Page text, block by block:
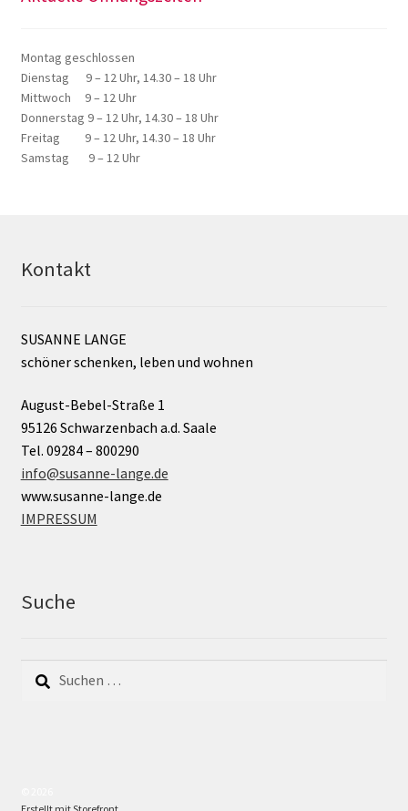
Montag geschlossen
Dienstag 9 – 12 Uhr, 14.30 – 18 Uhr
Mittwoch 9 – 12 Uhr
Donnerstag 9 – 12 Uhr, 14.30 – 18 Uhr
Freitag 9 – 12 Uhr, 14.30 – 18 Uhr
Samstag 9 – 12 Uhr
Kontakt
SUSANNE LANGE
schöner schenken, leben und wohnen
August-Bebel-Straße 1
95126 Schwarzenbach a.d. Saale
Tel. 09284 – 800290
info@susanne-lange.de
www.susanne-lange.de
IMPRESSUM
Suche
nach: